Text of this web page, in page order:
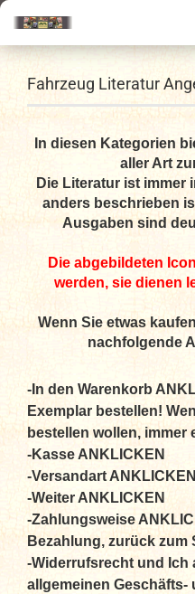
Fahrzeug Literatur
In diesen Kategorien
aller Art
Die Literatur ist immer
anders beschrieben
Ausgaben sind
Die abgebildeten
werden, sie dienen
Wenn Sie etwas
nachfolgende
-In den Warenkorb
Exemplar bestellen!
bestellen wollen, immer
-Kasse ANKLICKEN
-Versandart ANKLICKEN
-Weiter ANKLICKEN
-Zahlungsweise
Bezahlung, zurück zum
-Widerrufsrecht und Ich
allgemeinen